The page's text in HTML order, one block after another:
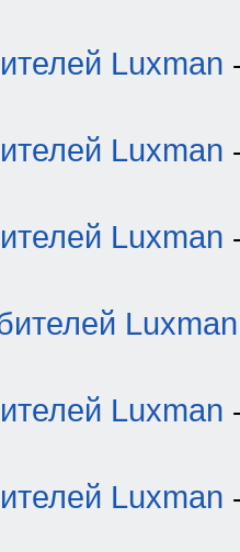
Luxman
Luxman
Luxman
Luxman
Luxman
Luxman